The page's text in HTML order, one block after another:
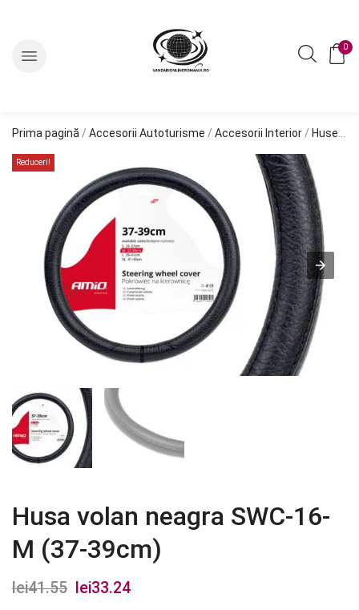
0
Prima pagină / Accesorii Autoturisme / Accesorii Interior / Huse Volan
Reduceri!
Husa volan neagra SWC-16-
M (37-39cm)
lei41.55
Prețul
lei33.24